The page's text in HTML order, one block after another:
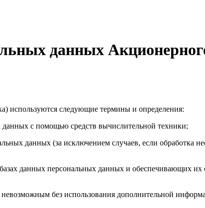
данных
используются следующие термины и определения:
данных с помощью средств вычислительной техники;
данных (за исключением случаев, если обработка
данных персональных данных и обеспечивающих
невозможным без использования дополнительной